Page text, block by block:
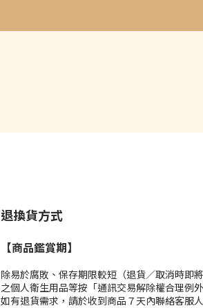
退換貨方式
【商品鑑賞期】
除易於腐敗、保存期限較短（退貨／取消時即
之個人衛生用品等按「通訊交易解除權合理例
如有退貨需求，請於收到商品７天內聯絡客服